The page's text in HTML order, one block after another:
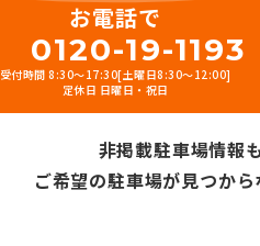
お電話で
0120-19-1193
受付時間 8:30～17:30[土曜日8:30～12:00]
定休日 日曜日・祝日
非掲載駐車場情報
ご希望の駐車場が見つか